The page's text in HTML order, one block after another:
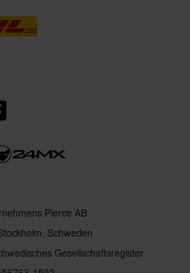
Pierce AB
Schweden
Gesellschaftsregister